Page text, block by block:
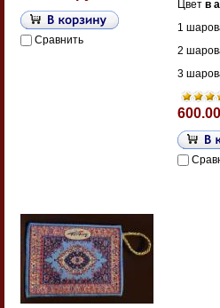
Сравнить
Цвет в
1
2
3